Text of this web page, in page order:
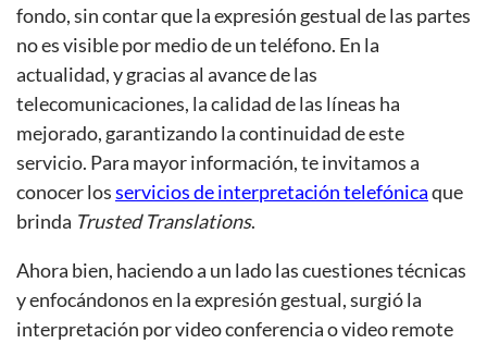
fondo, sin contar que la expresión gestual de las partes
no es visible por medio de un teléfono. En la
actualidad, y gracias al avance de las
telecomunicaciones, la calidad de las líneas ha
mejorado, garantizando la continuidad de este
servicio. Para mayor información, te invitamos a
conocer losservicios de interpretación telefónicaque
brinda Trusted Translations.
Ahora bien, haciendo a un lado las cuestiones técnicas
y enfocándonos en la expresión gestual, surgió la
interpretación por video conferencia o video remote